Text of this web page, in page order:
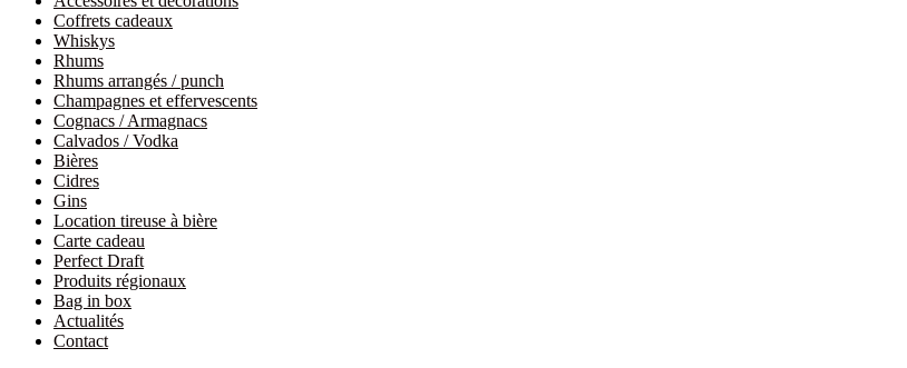
Coffrets cadeaux
Whiskys
Rhums
Rhums arrangés / punch
Champagnes et effervescents
Cognacs / Armagnacs
Calvados / Vodka
Bières
Cidres
Gins
Location tireuse à bière
Carte cadeau
Perfect Draft
Produits régionaux
Bag in box
Actualités
Contact